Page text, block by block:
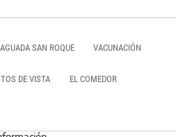
SAN ROQUE VACUNACIÓN
DE VISTA EL COMEDOR